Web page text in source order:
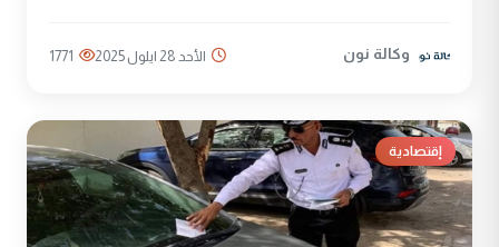
وكالة نون الأحد 28 ايلول 2025 1771
إقتصادية